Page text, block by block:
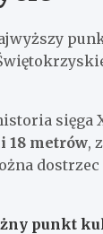
sięga
18 metrów,
dostrzec
punkt